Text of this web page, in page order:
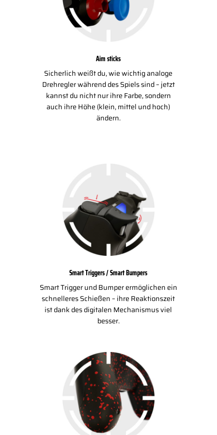
Smart Triggers / Smart Bumpers
Smart Trigger und Bumper ermöglichen ein
schnelleres Schießen – ihre Reaktionszeit
ist dank des digitalen Mechanismus viel
besser.
Aim sticks
Sicherlich weißt du, wie wichtig analoge
Drehregler während des Spiels sind – jetzt
kannst du nicht nur ihre Farbe, sondern
auch ihre Höhe (klein, mittel und hoch)
ändern.